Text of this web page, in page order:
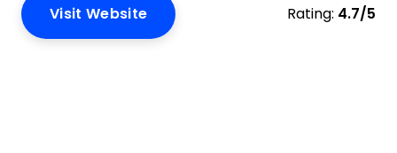
Visit Website Rating: 4.7/5